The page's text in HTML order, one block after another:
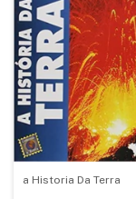
a Historia Da Terra